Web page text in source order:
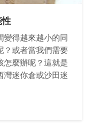
性
變得越來越小的同
？或者當我們需要
怎麼辦呢？這就是
灣迷你倉或沙田迷